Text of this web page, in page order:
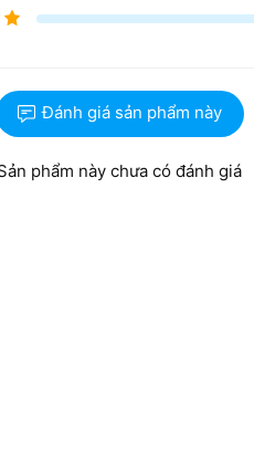
dừng lại ở mức 2GB VRAM,
lý các lớp hình ảnh phức
Đánh giá sản phẩm này
phẩm này chưa có đánh giá